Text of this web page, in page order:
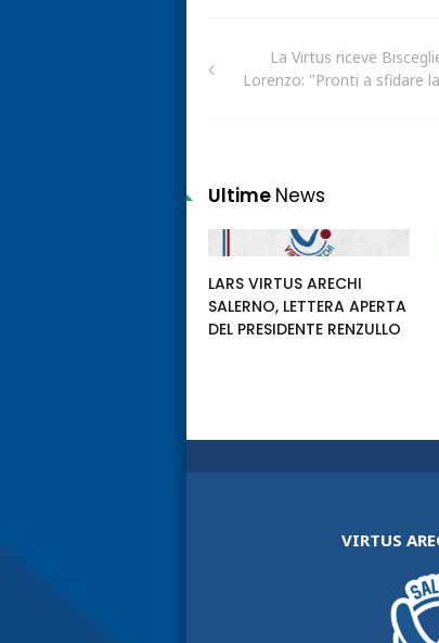
La Virtus riceve
Lorenzo: "Pronti a sfidare
Ultime News
LARS VIRTUS ARECHI
SALERNO, LETTERA APERTA
DEL PRESIDENTE RENZULLO
VIRTUS